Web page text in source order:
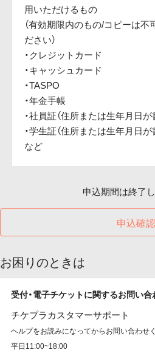
用いただけるもの
（有効期限内のもの/コピーは不
ださい）
・クレジットカード
・キャッシュカード
・TASPO
・年金手帳
・社員証（住所または生年月日
・学生証（住所または生年月日
など
申込期間は終了
申込確認
お困りのときは
受付・電子チケットに関するお問い合
チケプラカスタマーサポート
ヘルプをお読みになってからお問い合わせ
平日11:00~18:00